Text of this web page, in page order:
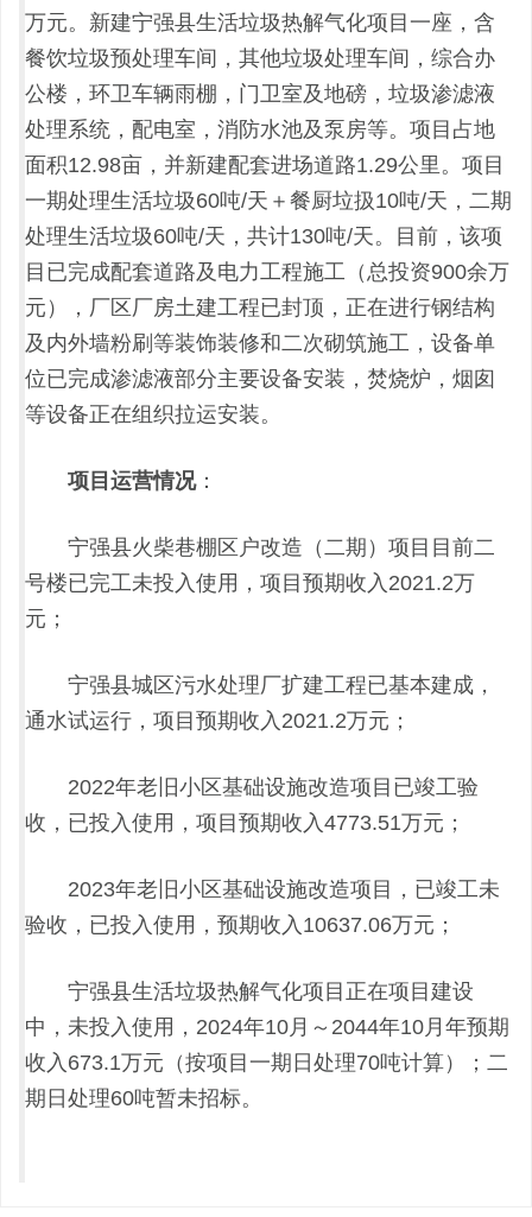
万元。新建宁强县生活垃圾热解气化项目一座，含
餐饮垃圾预处理车间，其他垃圾处理车间，综合办
公楼，环卫车辆雨棚，门卫室及地磅，垃圾渗滤液
处理系统，配电室，消防水池及泵房等。项目占地
面积12.98亩，并新建配套进场道路1.29公里。项目
一期处理生活垃圾60吨/天＋餐厨垃扱10吨/天，二期
处理生活垃圾60吨/天，共计130吨/天。目前，该项
目已完成配套道路及电力工程施工（总投资900余万
元），厂区厂房土建工程已封顶，正在进行钢结构
及内外墙粉刷等装饰装修和二次砌筑施工，设备单
位已完成渗滤液部分主要设备安装，焚烧炉，烟囱
等设备正在组织拉运安装。
项目运营情况：
宁强县火柴巷棚区户改造（二期）项目目前二
号楼已完工未投入使用，项目预期收入2021.2万
元；
宁强县城区污水处理厂扩建工程已基本建成，
通水试运行，项目预期收入2021.2万元；
2022年老旧小区基础设施改造项目已竣工验
收，已投入使用，项目预期收入4773.51万元；
2023年老旧小区基础设施改造项目，已竣工未
验收，已投入使用，预期收入10637.06万元；
宁强县生活垃圾热解气化项目正在项目建设
中，未投入使用，2024年10月～2044年10月年预期
收入673.1万元（按项目一期日处理70吨计算）；二
期日处理60吨暂未招标。